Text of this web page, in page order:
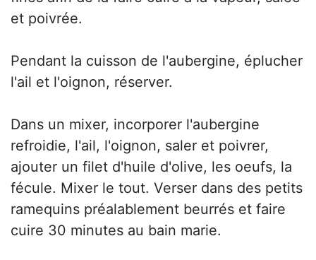
et poivrée.
Pendant la cuisson de l'aubergine, éplucher
l'ail et l'oignon, réserver.
Dans un mixer, incorporer l'aubergine
refroidie, l'ail, l'oignon, saler et poivrer,
ajouter un filet d'huile d'olive, les oeufs, la
fécule. Mixer le tout. Verser dans des petits
ramequins préalablement beurrés et faire
cuire 30 minutes au bain marie.